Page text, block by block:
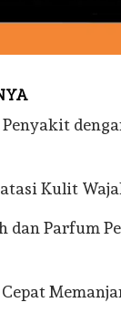
Penyakit
Kulit
dan Parfum